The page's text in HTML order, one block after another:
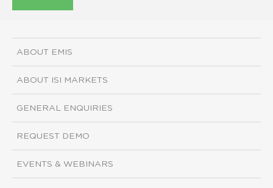
ABOUT EMIS
ABOUT ISI MARKETS
GENERAL ENQUIRIES
REQUEST DEMO
EVENTS & WEBINARS